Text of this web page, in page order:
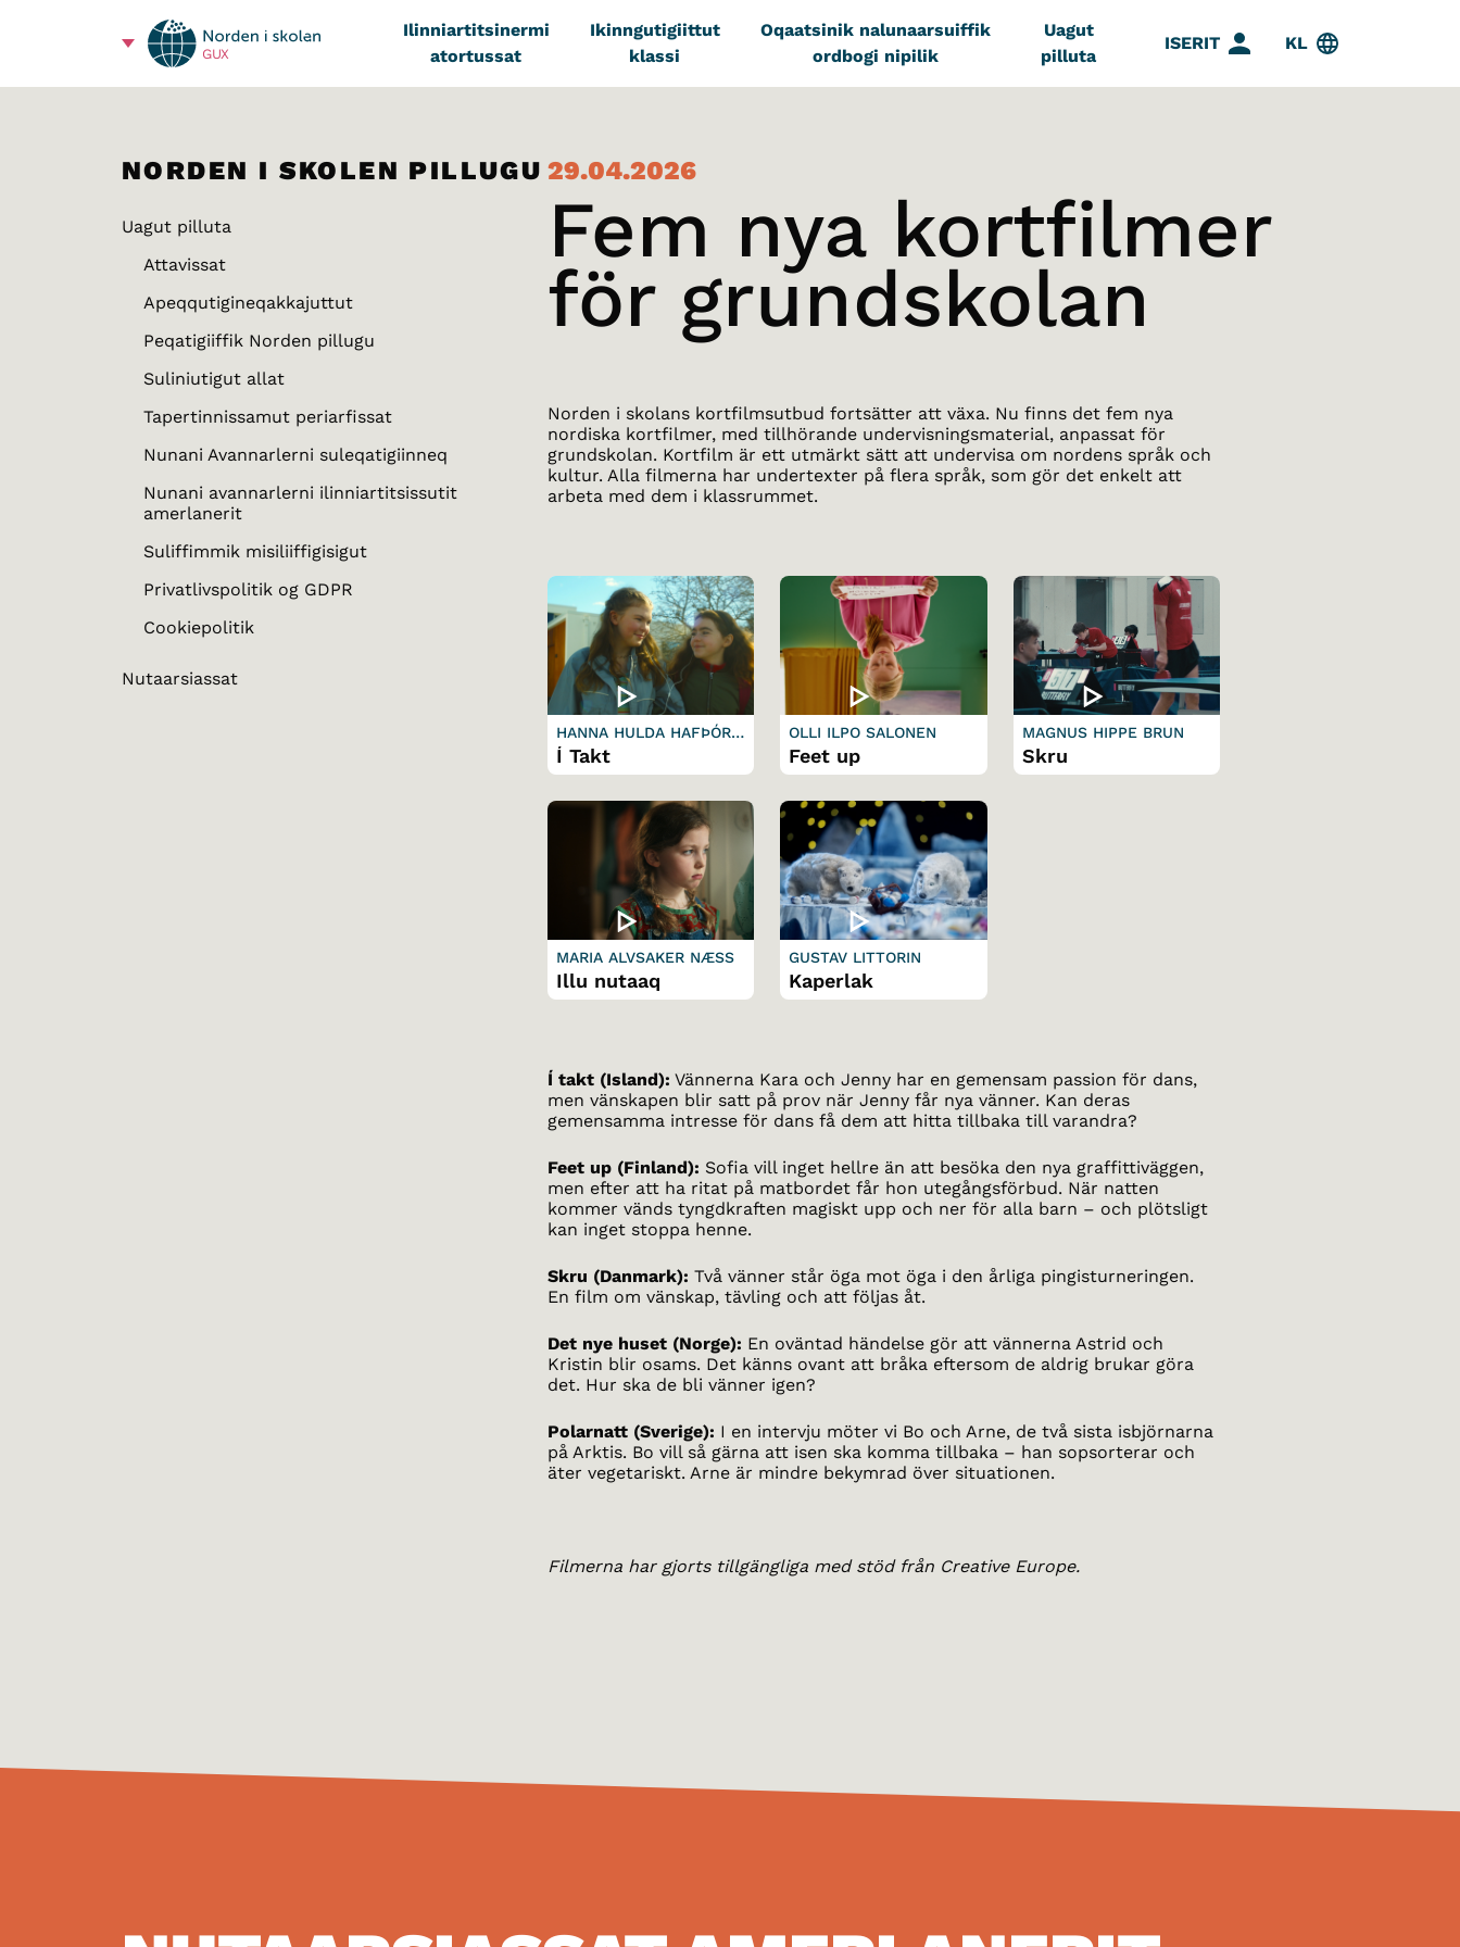
GUX
Ilinniartitsinermi
atortussat
Ikinngutigiittut
klassi
Oqaatsinik nalunaarsuiffik
ordbogi nipilik
Uagut
pilluta
ISERIT KL
NORDEN I SKOLEN PILLUGU
Uagut pilluta
Attavissat
Apeqqutigineqakkajuttut
Peqatigiiffik Norden pillugu
Suliniutigut allat
Tapertinnissamut periarfissat
Nunani Avannarlerni suleqatigiinneq
Nunani avannarlerni ilinniartitsissutit
amerlanerit
Suliffimmik misiliiffigisigut
Privatlivspolitik og GDPR
Cookiepolitik
Nutaarsiassat
29.04.2026
Fem nya kortfilmer
för grundskolan
Norden i skolans kortfilmsutbud fortsätter att växa. Nu finns det fem nya
nordiska kortfilmer, med tillhörande undervisningsmaterial, anpassat för
grundskolan. Kortfilm är ett utmärkt sätt att undervisa om nordens språk och
kultur. Alla filmerna har undertexter på flera språk, som gör det enkelt att
arbeta med dem i klassrummet.
HANNA HULDA HAFÞÓRS
DÓTTIR
Í Takt
OLLI ILPO SALONEN
Feet up
MAGNUS HIPPE BRUN
Skru
MARIA ALVSAKER NÆSS
Illu nutaaq
GUSTAV LITTORIN
Kaperlak
Í takt (Island): Vännerna Kara och Jenny har en gemensam passion för dans,
men vänskapen blir satt på prov när Jenny får nya vänner. Kan deras
gemensamma intresse för dans få dem att hitta tillbaka till varandra?
Feet up (Finland): Sofia vill inget hellre än att besöka den nya graffittiväggen,
men efter att ha ritat på matbordet får hon utegångsförbud. När natten
kommer vänds tyngdkraften magiskt upp och ner för alla barn – och plötsligt
kan inget stoppa henne.
Skru (Danmark): Två vänner står öga mot öga i den årliga pingisturneringen.
En film om vänskap, tävling och att följas åt.
Det nye huset (Norge): En oväntad händelse gör att vännerna Astrid och
Kristin blir osams. Det känns ovant att bråka eftersom de aldrig brukar göra
det. Hur ska de bli vänner igen?
Polarnatt (Sverige): I en intervju möter vi Bo och Arne, de två sista isbjörnarna
på Arktis. Bo vill så gärna att isen ska komma tillbaka – han sopsorterar och
äter vegetariskt. Arne är mindre bekymrad över situationen.
Filmerna har gjorts tillgängliga med stöd från Creative Europe.